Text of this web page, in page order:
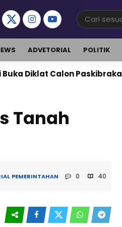
ADVETORIAL POLITIK
Paskibraka Tanah
Tanah
PEMERINTAHAN 0 40